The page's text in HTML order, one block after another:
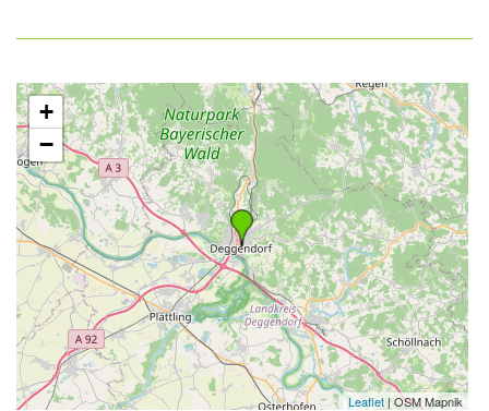
+
−
Leaflet| OSM Mapnik